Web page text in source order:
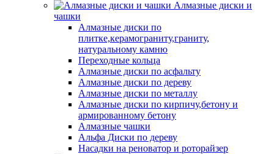
Алмазные диски и
чашки
Алмазные диски по
плитке,керамограниту,граниту,
натуральному камню
Переходные кольца
Алмазные диски по асфальту
Алмазные диски по дереву
Алмазные диски по металлу
Алмазные диски по кирпичу,бетону и
армированному бетону
Алмазные чашки
Альфа Диски по дереву
Насадки на реноватор и роторайзер